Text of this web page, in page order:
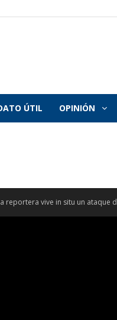
ÚTIL OPINIÓN
reportera vive in situ un ataque